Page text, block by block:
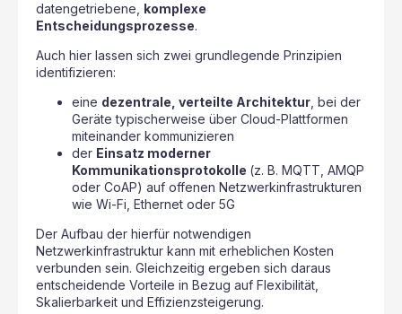
datengetriebene, komplexe
Entscheidungsprozesse.
Auch hier lassen sich zwei grundlegende Prinzipien
identifizieren:
eine dezentrale, verteilte Architektur , bei der
Geräte typischerweise über Cloud-Plattformen
miteinander kommunizieren
der Einsatz moderner
Kommunikationsprotokolle (z. B. MQTT, AMQP
oder CoAP) auf offenen Netzwerkinfrastrukturen
wie Wi-Fi, Ethernet oder 5G
Der Aufbau der hierfür notwendigen
Netzwerkinfrastruktur kann mit erheblichen Kosten
verbunden sein. Gleichzeitig ergeben sich daraus
entscheidende Vorteile in Bezug auf Flexibilität,
Skalierbarkeit und Effizienzsteigerung.